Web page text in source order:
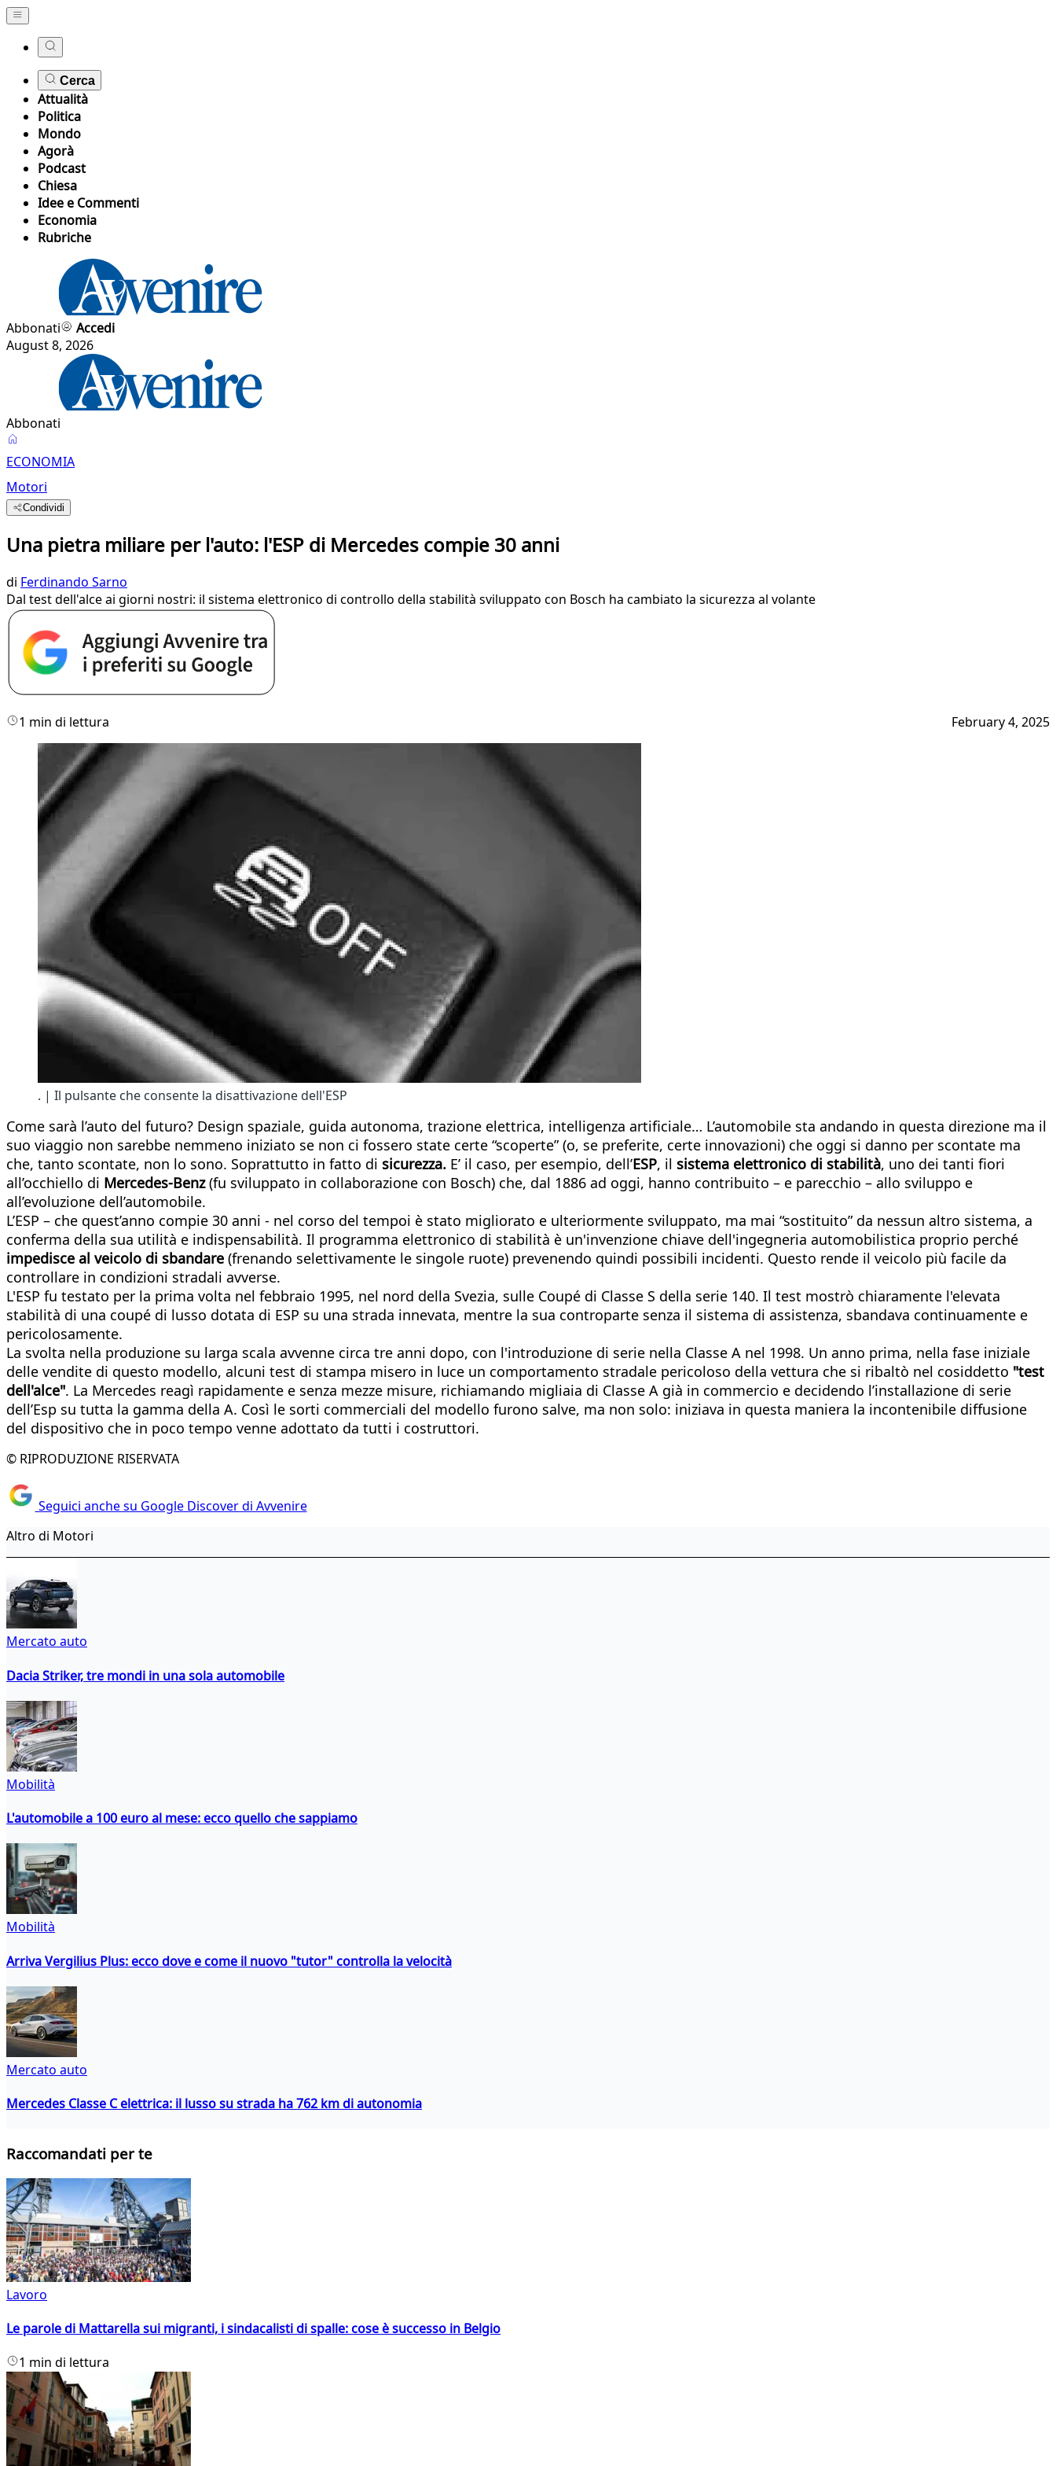
Cerca
Attualità
Politica
Mondo
Agorà
Podcast
Chiesa
Idee e Commenti
Economia
Rubriche
Abbonati
Accedi
August 8, 2026
Abbonati
ECONOMIA
Motori
Condividi
Una pietra miliare per l'auto: l'ESP di Mercedes compie 30 anni
di Ferdinando Sarno
Dal test dell'alce ai giorni nostri: il sistema elettronico di controllo della stabilità sviluppato con Bosch ha cambiato la sicurezza al volante
1 min di lettura February 4, 2025
. | Il pulsante che consente la disattivazione dell'ESP
Come sarà l’auto del futuro? Design spaziale, guida autonoma, trazione elettrica, intelligenza artificiale… L’automobile sta andando in questa direzione ma il
suo viaggio non sarebbe nemmeno iniziato se non ci fossero state certe “scoperte” (o, se preferite, certe innovazioni) che oggi si danno per scontate ma
che, tanto scontate, non lo sono. Soprattutto in fatto di sicurezza. E’ il caso, per esempio, dell’ESP, il sistema elettronico di stabilità, uno dei tanti fiori
all’occhiello di Mercedes-Benz(fu sviluppato in collaborazione con Bosch) che, dal 1886 ad oggi, hanno contribuito – e parecchio – allo sviluppo e
all’evoluzione dell’automobile.
L’ESP – che quest’anno compie 30 anni - nel corso del tempoi è stato migliorato e ulteriormente sviluppato, ma mai “sostituito” da nessun altro sistema, a
conferma della sua utilità e indispensabilità. Il programma elettronico di stabilità è un'invenzione chiave dell'ingegneria automobilistica proprio perché
impedisce al veicolo di sbandare (frenando selettivamente le singole ruote) prevenendo quindi possibili incidenti. Questo rende il veicolo più facile da
controllare in condizioni stradali avverse.
L'ESP fu testato per la prima volta nel febbraio 1995, nel nord della Svezia, sulle Coupé di Classe S della serie 140. Il test mostrò chiaramente l'elevata
stabilità di una coupé di lusso dotata di ESP su una strada innevata, mentre la sua controparte senza il sistema di assistenza, sbandava continuamente e
pericolosamente.
La svolta nella produzione su larga scala avvenne circa tre anni dopo, con l'introduzione di serie nella Classe A nel 1998. Un anno prima, nella fase iniziale
delle vendite di questo modello, alcuni test di stampa misero in luce un comportamento stradale pericoloso della vettura che si ribaltò nel cosiddetto "test
dell'alce". La Mercedes reagì rapidamente e senza mezze misure, richiamando migliaia di Classe A già in commercio e decidendo l’installazione di serie
dell’Esp su tutta la gamma della A. Così le sorti commerciali del modello furono salve, ma non solo: iniziava in questa maniera la incontenibile diffusione
del dispositivo che in poco tempo venne adottato da tutti i costruttori.
© RIPRODUZIONE RISERVATA
Seguici anche su Google Discover di Avvenire
Altro di Motori
Mercato auto
Dacia Striker, tre mondi in una sola automobile
Mobilità
L'automobile a 100 euro al mese: ecco quello che sappiamo
Mobilità
Arriva Vergilius Plus: ecco dove e come il nuovo "tutor" controlla la velocità
Mercato auto
Mercedes Classe C elettrica: il lusso su strada ha 762 km di autonomia
Raccomandati per te
Lavoro
Le parole di Mattarella sui migranti, i sindacalisti di spalle: cose è successo in Belgio
1 min di lettura